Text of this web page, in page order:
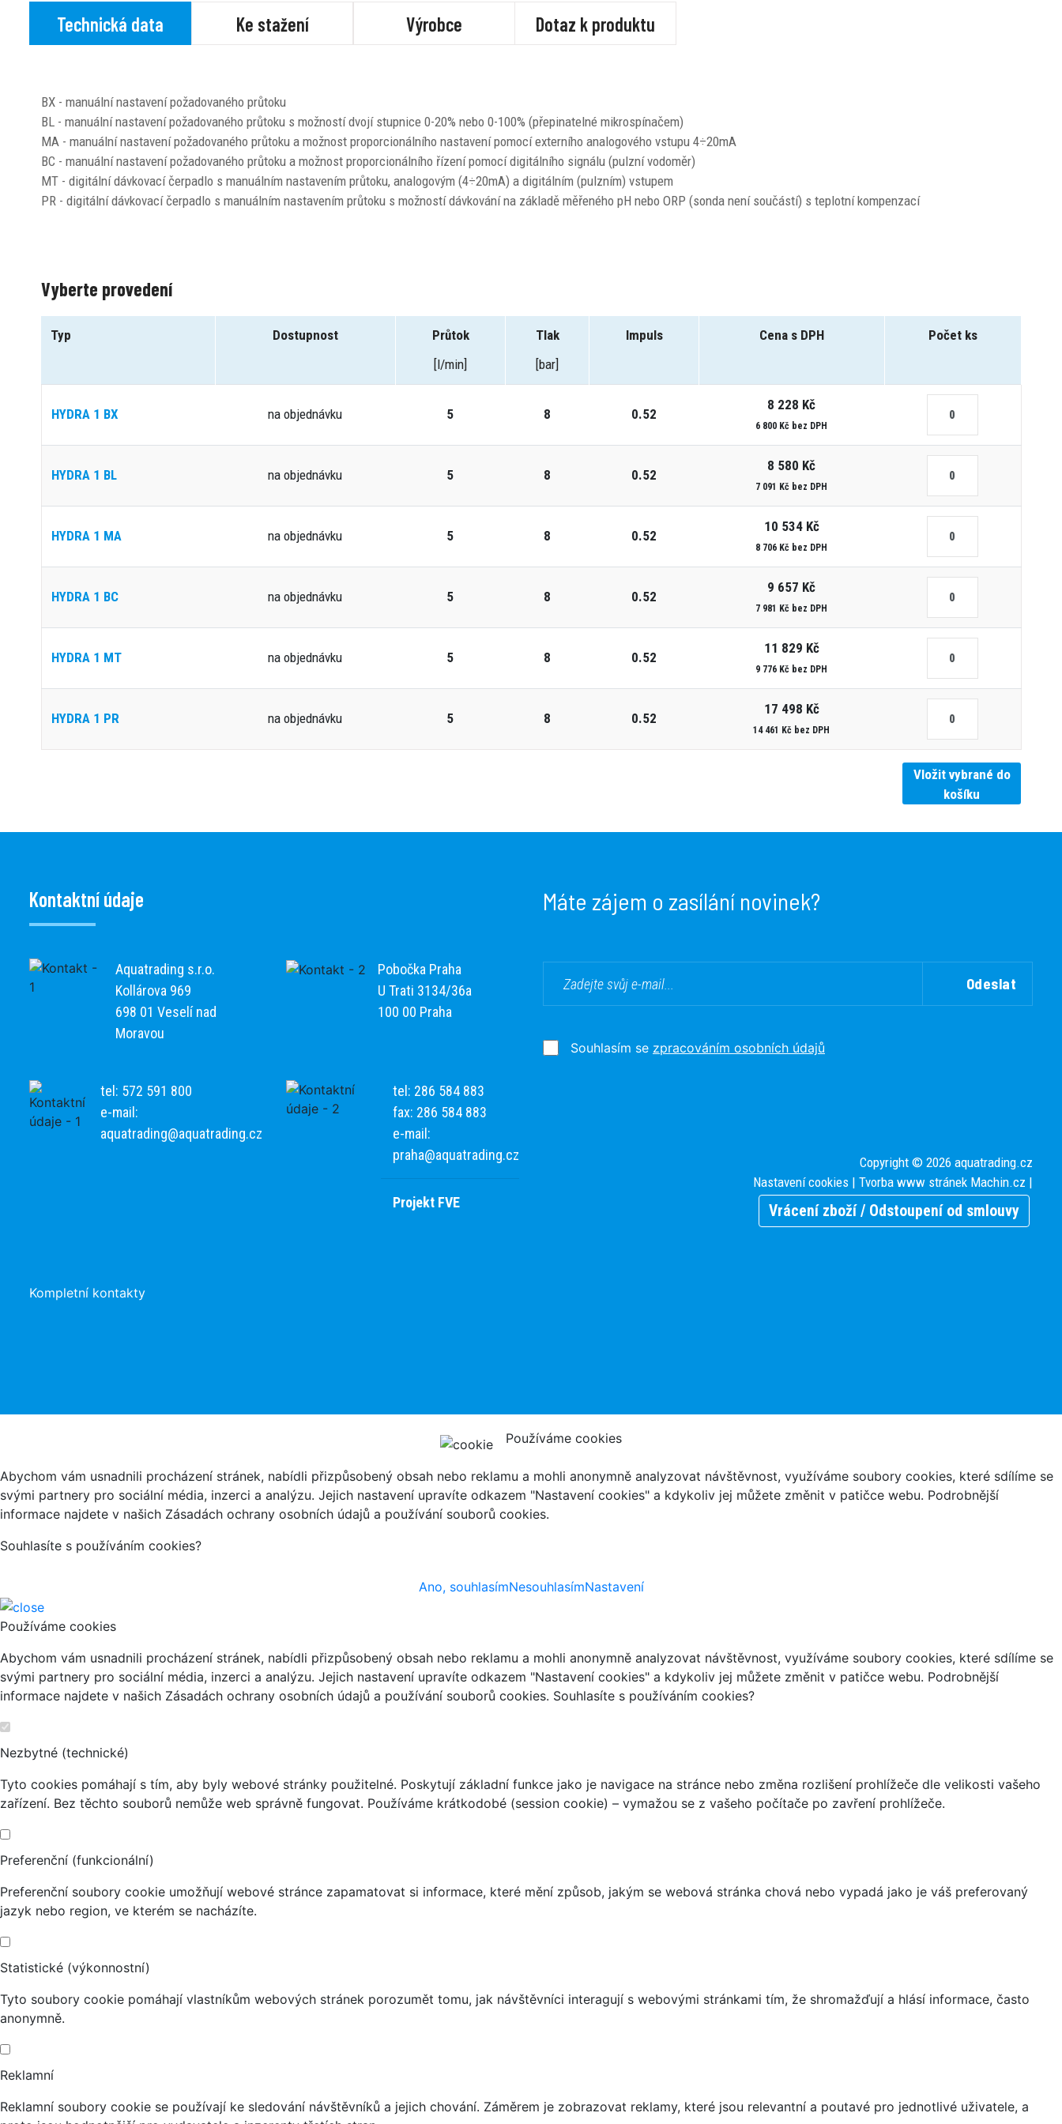
Technická data Ke stažení Výrobce Dotaz k produktu
BX - manuální nastavení požadovaného průtoku
BL - manuální nastavení požadovaného průtoku s možností dvojí stupnice 0-20% nebo 0-100% (přepinatelné mikrospínačem)
MA - manuální nastavení požadovaného průtoku a možnost proporcionálního nastavení pomocí externího analogového vstupu 4÷20mA
BC - manuální nastavení požadovaného průtoku a možnost proporcionálního řízení pomocí digitálního signálu (pulzní vodoměr)
MT - digitální dávkovací čerpadlo s manuálním nastavením průtoku, analogovým (4÷20mA) a digitálním (pulzním) vstupem
PR - digitální dávkovací čerpadlo s manuálním nastavením průtoku s možností dávkování na základě měřeného pH nebo ORP (sonda není součástí) s teplotní kompenzací
Vyberte provedení
Typ Dostupnost Průtok Tlak Impuls Cena s DPH
Počet ks
[l/min]
[bar]
HYDRA 1 BX na objednávku 5 8 0.52
8 228 Kč
6 800 Kč bez DPH
HYDRA 1 BL na objednávku 5 8 0.52
8 580 Kč
7 091 Kč bez DPH
HYDRA 1 MA na objednávku 5 8 0.52
10 534 Kč
8 706 Kč bez DPH
HYDRA 1 BC na objednávku 5 8 0.52
9 657 Kč
7 981 Kč bez DPH
HYDRA 1 MT na objednávku 5 8 0.52
11 829 Kč
9 776 Kč bez DPH
HYDRA 1 PR na objednávku 5 8 0.52
17 498 Kč
14 461 Kč bez DPH
Vložit vybrané do
košíku
Kontaktní údaje
Aquatrading s.r.o.
Kollárova 969
698 01 Veselí nad
Moravou
Pobočka Praha
U Trati 3134/36a
100 00 Praha
tel: 572 591 800
e-mail:
aquatrading@aquatrading.cz
tel: 286 584 883
fax: 286 584 883
e-mail:
praha@aquatrading.cz
Projekt FVE
Kompletní kontakty
Máte zájem o zasílání novinek?
Souhlasím se zpracováním osobních údajů
Odeslat
Copyright © 2026 aquatrading.cz
Nastavení cookies | Tvorba www stránek Machin.cz |
Vrácení zboží / Odstoupení od smlouvy
Používáme cookies
Abychom vám usnadnili procházení stránek, nabídli přizpůsobený obsah nebo reklamu a mohli anonymně analyzovat návštěvnost, využíváme soubory cookies, které sdílíme se
svými partnery pro sociální média, inzerci a analýzu. Jejich nastavení upravíte odkazem "Nastavení cookies" a kdykoliv jej můžete změnit v patičce webu. Podrobnější
informace najdete v našich Zásadách ochrany osobních údajů a používání souborů cookies.
Souhlasíte s používáním cookies?
Ano, souhlasímNesouhlasímNastavení
Používáme cookies
Abychom vám usnadnili procházení stránek, nabídli přizpůsobený obsah nebo reklamu a mohli anonymně analyzovat návštěvnost, využíváme soubory cookies, které sdílíme se
svými partnery pro sociální média, inzerci a analýzu. Jejich nastavení upravíte odkazem "Nastavení cookies" a kdykoliv jej můžete změnit v patičce webu. Podrobnější
informace najdete v našich Zásadách ochrany osobních údajů a používání souborů cookies. Souhlasíte s používáním cookies?
Nezbytné (technické)
Tyto cookies pomáhají s tím, aby byly webové stránky použitelné. Poskytují základní funkce jako je navigace na stránce nebo změna rozlišení prohlížeče dle velikosti vašeho
zařízení. Bez těchto souborů nemůže web správně fungovat. Používáme krátkodobé (session cookie) – vymažou se z vašeho počítače po zavření prohlížeče.
Preferenční (funkcionální)
Preferenční soubory cookie umožňují webové stránce zapamatovat si informace, které mění způsob, jakým se webová stránka chová nebo vypadá jako je váš preferovaný
jazyk nebo region, ve kterém se nacházíte.
Statistické (výkonnostní)
Tyto soubory cookie pomáhají vlastníkům webových stránek porozumět tomu, jak návštěvníci interagují s webovými stránkami tím, že shromažďují a hlásí informace, často
anonymně.
Reklamní
Reklamní soubory cookie se používají ke sledování návštěvníků a jejich chování. Záměrem je zobrazovat reklamy, které jsou relevantní a poutavé pro jednotlivé uživatele, a